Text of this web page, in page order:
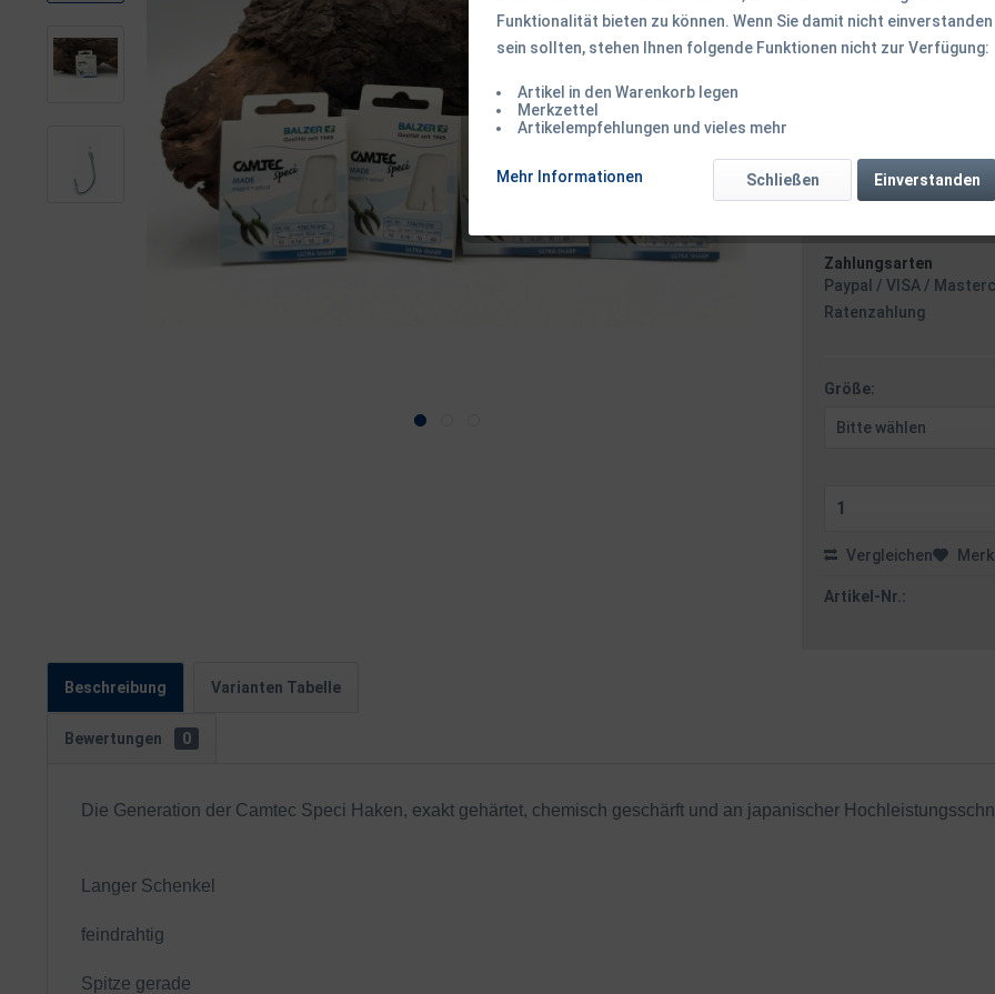
2,00 € *
Versand
Zahlungsarten
Paypal / VISA /
Ratenzahlung
Größe:
Vergleichen
Artikel-Nr.:
Beschreibung Varianten Tabelle
Bewertungen 0
Die Generation der Camtec Speci Haken, exakt gehärtet, chemisch geschärft und an japanischer
Langer Schenkel
feindrahtig
Spitze gerade
Funktionalität bieten zu können. Wenn Sie damit nicht einverstanden
sein sollten, stehen Ihnen folgende Funktionen nicht zur Verfügung:
Artikel in den Warenkorb legen
Merkzettel
Artikelempfehlungen und vieles mehr
Mehr Informationen Einverstanden
Schließen